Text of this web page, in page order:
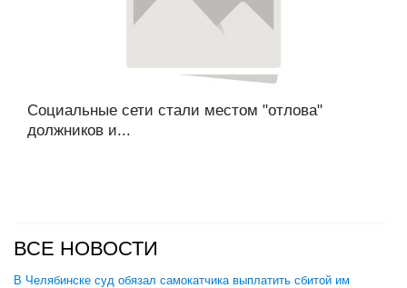
Социальные сети стали местом "отлова"
должников и...
ВСЕ НОВОСТИ
В Челябинске суд обязал самокатчика выплатить сбитой им